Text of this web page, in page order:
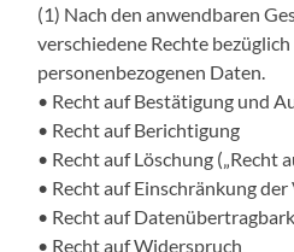
(1) Nach den anwendbaren
verschiedene Rechte
personenbezogenen Daten.
• Recht auf Bestätigung und
• Recht auf Berichtigung
• Recht auf Löschung („Recht
• Recht auf Einschränkung
• Recht auf
• Recht auf Widerspruch